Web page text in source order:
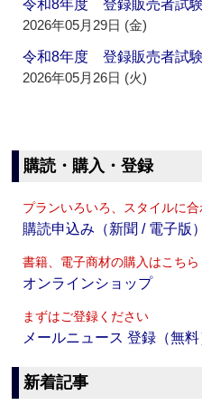
令和8年度 登録販売者試
2026年05月29日 (金)
令和8年度 登録販売者試
2026年05月26日 (火)
購読・購入・登録
プランいろいろ、スタイルに
購読申込み（新聞 / 電子版）
書籍、電子商材の購入はこちら
オンラインショップ
まずはご登録ください
メールニュース 登録（無料
新着記事